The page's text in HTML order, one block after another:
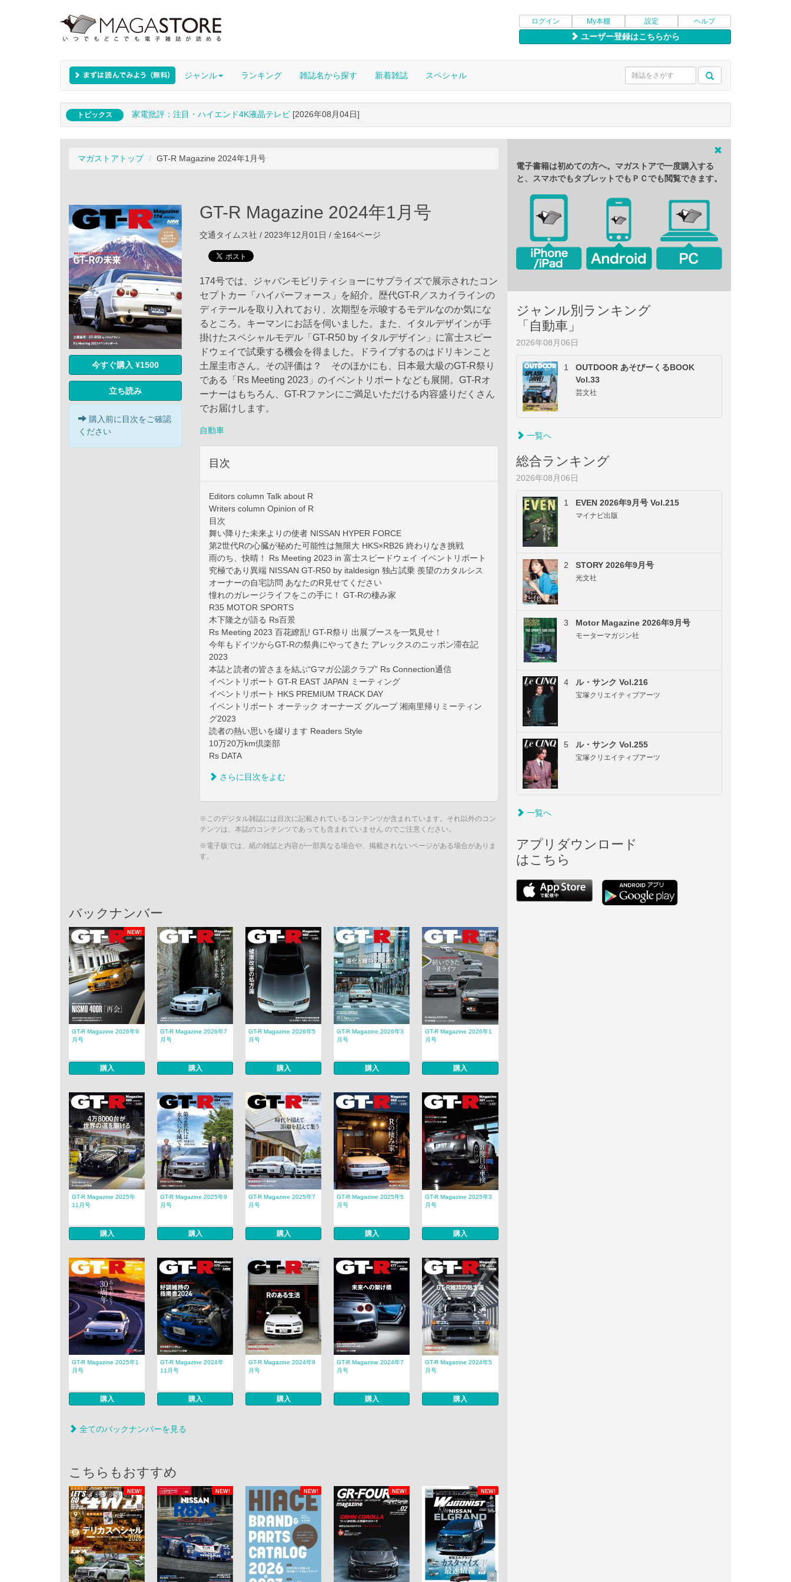
ログイン My本棚 設定 ヘルプ
ユーザー登録はこちらから
ジャンル ランキング 雑誌名から探す 新着雑誌 スペシャル
トピックス 家電批評：注目・ハイエンド4K液晶テレビ [2026年08月04日]
マガストアトップ GT-R Magazine 2024年1月号
今すぐ購入 ¥1500
立ち読み
購入前に目次をご確認
ください
GT-R Magazine 2024年1月号
交通タイムス社 / 2023年12月01日 / 全164ページ
174号では、ジャパンモビリティショーにサプライズで展示されたコン
セプトカー「ハイパーフォース」を紹介。歴代GT-R／スカイラインの
ディテールを取り入れており、次期型を示唆するモデルなのか気にな
るところ。キーマンにお話を伺いました。また、イタルデザインが手
掛けたスペシャルモデル「GT-R50 by イタルデザイン」に富士スピー
ドウェイで試乗する機会を得ました。ドライブするのはドリキンこと
土屋圭市さん。その評価は？ そのほかにも、日本最大級のGT-R祭り
である「Rs Meeting 2023」のイベントリポートなども展開。GT-Rオ
ーナーはもちろん、GT-Rファンにご満足いただける内容盛りだくさん
でお届けします。
自動車
目次
Editors column Talk about R
Writers column Opinion of R
目次
舞い降りた未来よりの使者 NISSAN HYPER FORCE
第2世代Rの心臓が秘めた可能性は無限大 HKS×RB26 終わりなき挑戦
雨のち、快晴！ Rs Meeting 2023 in 富士スピードウェイ イベントリポート
究極であり異端 NISSAN GT-R50 by italdesign 独占試乗 羨望のカタルシス
オーナーの自宅訪問 あなたのR見せてください
憧れのガレージライフをこの手に！ GT-Rの棲み家
R35 MOTOR SPORTS
木下隆之が語る Rs百景
Rs Meeting 2023 百花繚乱! GT-R祭り 出展ブースを一気見せ！
今年もドイツからGT-Rの祭典にやってきた アレックスのニッポン滞在記
2023
本誌と読者の皆さまを結ぶ“Gマガ公認クラブ” Rs Connection通信
イベントリポート GT-R EAST JAPAN ミーティング
イベントリポート HKS PREMIUM TRACK DAY
イベントリポート オーテック オーナーズ グループ 湘南里帰りミーティン
グ2023
読者の熱い思いを綴ります Readers Style
10万20万km倶楽部
Rs DATA
さらに目次をよむ
※このデジタル雑誌には目次に記載されているコンテンツが含まれています。それ以外のコン
テンツは、本誌のコンテンツであっても含まれていません のでご注意ください。
※電子版では、紙の雑誌と内容が一部異なる場合や、掲載されないページがある場合がありま
す。
バックナンバー
NEW!
GT-R Magazine 2026年9
月号
購入
GT-R Magazine 2026年7
月号
購入
GT-R Magazine 2026年5
月号
購入
GT-R Magazine 2026年3
月号
購入
GT-R Magazine 2026年1
月号
購入
GT-R Magazine 2025年
11月号
購入
GT-R Magazine 2025年9
月号
購入
GT-R Magazine 2025年7
月号
購入
GT-R Magazine 2025年5
月号
購入
GT-R Magazine 2025年3
月号
購入
GT-R Magazine 2025年1
月号
購入
GT-R Magazine 2024年
11月号
購入
GT-R Magazine 2024年9
月号
購入
GT-R Magazine 2024年7
月号
購入
GT-R Magazine 2024年5
月号
購入
全てのバックナンバーを見る
こちらもおすすめ
NEW! NEW! NEW! NEW! NEW!
電子書籍は初めての方へ。マガストアで一度購入する
と、スマホでもタブレットでもＰＣでも閲覧できます。
ジャンル別ランキング
「自動車」
2026年08月06日
1
OUTDOOR あそびーくるBOOK
Vol.33
芸文社
一覧へ
総合ランキング
2026年08月06日
1 EVEN 2026年9月号 Vol.215
マイナビ出版
2 STORY 2026年9月号
光文社
3 Motor Magazine 2026年9月号
モーターマガジン社
4 ル・サンク Vol.216
宝塚クリエイティブアーツ
5 ル・サンク Vol.255
宝塚クリエイティブアーツ
一覧へ
アプリダウンロード
はこちら